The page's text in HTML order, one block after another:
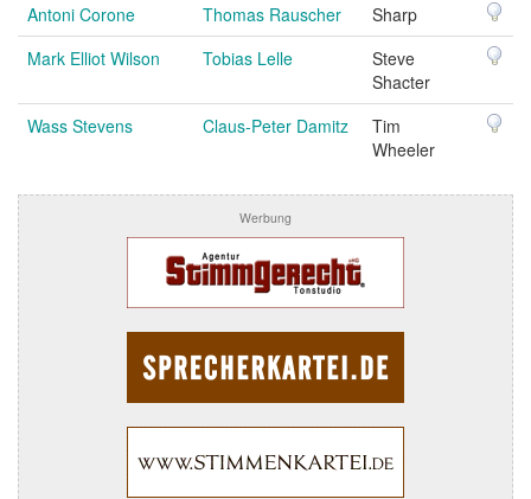
Antoni Corone
Thomas Rauscher
Sharp
Mark Elliot Wilson
Tobias Lelle
Steve
Shacter
Wass Stevens
Claus-Peter Damitz
Tim
Wheeler
Werbung